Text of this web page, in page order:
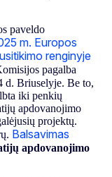
paveldo
m. Europos
renginyje
pagalba
d. Briuselyje. Be to,
iki penkių
apdovanojimo
projektų.
Balsavimas
apdovanojimo